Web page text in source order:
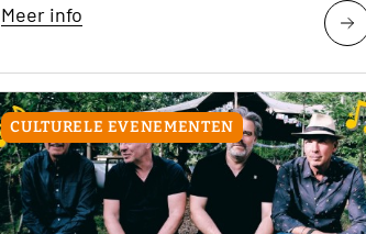
Meer info
CULTURELE EVENEMENTEN